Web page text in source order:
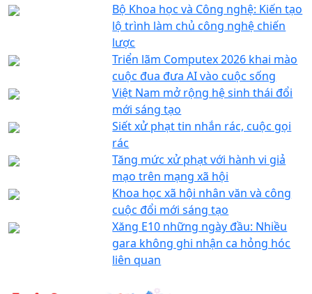
Bộ Khoa học và Công nghệ: Kiến tạo
lộ trình làm chủ công nghệ chiến
lược
Triển lãm Computex 2026 khai mào
cuộc đua đưa AI vào cuộc sống
Việt Nam mở rộng hệ sinh thái đổi
mới sáng tạo
Siết xử phạt tin nhắn rác, cuộc gọi
rác
Tăng mức xử phạt với hành vi giả
mạo trên mạng xã hội
Khoa học xã hội nhân văn và công
cuộc đổi mới sáng tạo
Xăng E10 những ngày đầu: Nhiều
gara không ghi nhận ca hỏng hóc
liên quan